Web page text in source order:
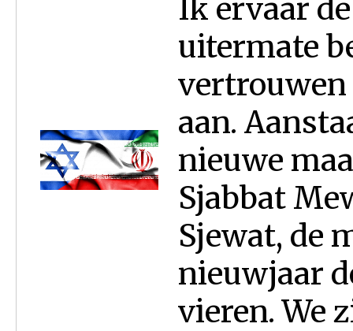
Ik ervaar
uitermate
vertrouwen
aan.
nieuwe
Sjabbat
Sjewat, de
nieuwjaar
vieren. We